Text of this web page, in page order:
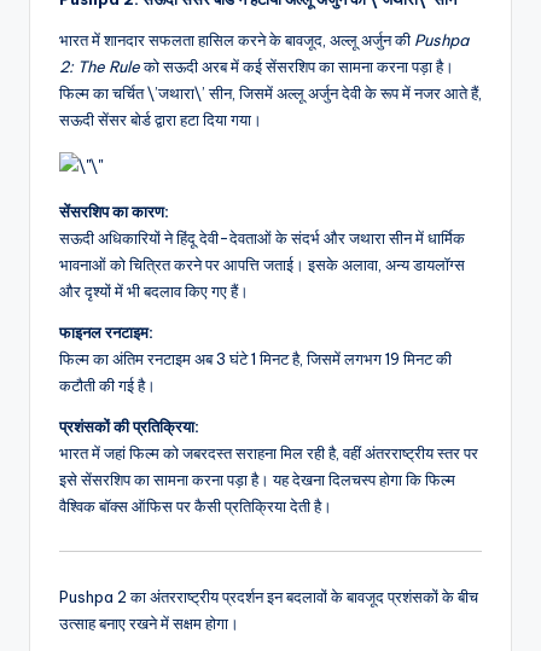
भारत में शानदार सफलता हासिल करने के बावजूद, अल्लू अर्जुन की Pushpa
2: The Ruleको सऊदी अरब में कई सेंसरशिप का सामना करना पड़ा है।
फिल्म का चर्चित \’जथारा\’ सीन, जिसमें अल्लू अर्जुन देवी के रूप में नजर आते हैं,
सऊदी सेंसर बोर्ड द्वारा हटा दिया गया।
सेंसरशिप का कारण:
सऊदी अधिकारियों ने हिंदू देवी-देवताओं के संदर्भ और जथारा सीन में धार्मिक
भावनाओं को चित्रित करने पर आपत्ति जताई। इसके अलावा, अन्य डायलॉग्स
और दृश्यों में भी बदलाव किए गए हैं।
फाइनल रनटाइम:
फिल्म का अंतिम रनटाइम अब 3 घंटे 1 मिनट है, जिसमें लगभग 19 मिनट की
कटौती की गई है।
प्रशंसकों की प्रतिक्रिया:
भारत में जहां फिल्म को जबरदस्त सराहना मिल रही है, वहीं अंतरराष्ट्रीय स्तर पर
इसे सेंसरशिप का सामना करना पड़ा है। यह देखना दिलचस्प होगा कि फिल्म
वैश्विक बॉक्स ऑफिस पर कैसी प्रतिक्रिया देती है।
Pushpa 2 का अंतरराष्ट्रीय प्रदर्शन इन बदलावों के बावजूद प्रशंसकों के बीच
उत्साह बनाए रखने में सक्षम होगा।